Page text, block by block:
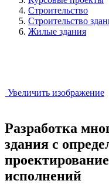
Строительство
Строительство
Жилые здания
Увеличить изображение
Разработка
здания с
исполнений